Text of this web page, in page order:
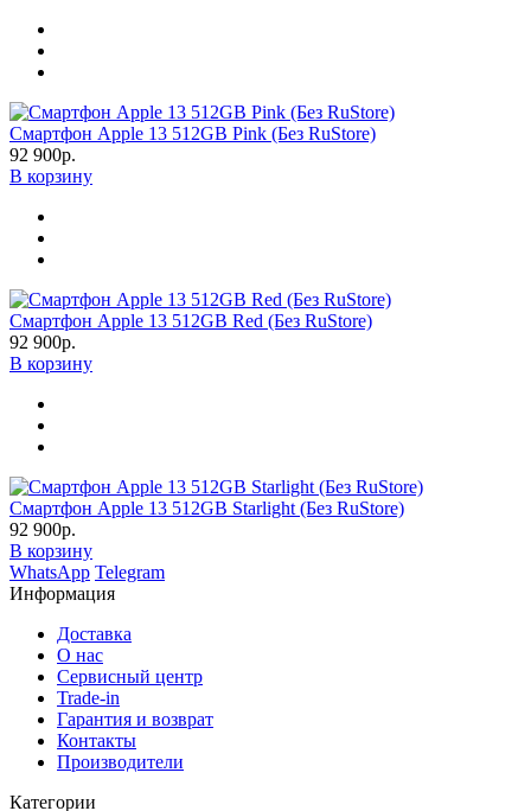
Смартфон Apple 13 512GB Pink (Без RuStore)
92 900р.
В корзину
Смартфон Apple 13 512GB Red (Без RuStore)
92 900р.
В корзину
Смартфон Apple 13 512GB Starlight (Без RuStore)
92 900р.
В корзину
WhatsApp Telegram
Информация
Доставка
О нас
Сервисный центр
Trade-in
Гарантия и возврат
Контакты
Производители
Категории